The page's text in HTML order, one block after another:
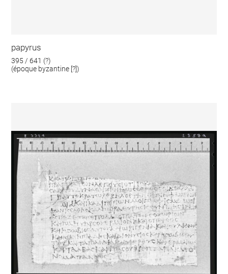
papyrus
395 / 641 (?)
(époque byzantine [?])